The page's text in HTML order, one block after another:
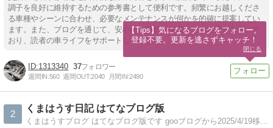
調子を良好に維持するための参考書として便利です。頻繁にお越しくださ
る車種やシーンに合わせ、必要なメンテナンスが何かを的確に提案してい
ます。また、ブログを通じて、安心感と信頼感を築くことに重きを置いて
おり、読者の車ライフをサポートしています。
1313340 37
週間IN:560 週間OUT:2040 月間IN:2490
2
くまはうす日記 はてなブログ版
くまはうすブログ はてなブログ版です gooブログから2025/4/19移転しました
【Tips】気になるブログをフォロー。
登録不要。更新を逃さずキャッチ！
閉じる